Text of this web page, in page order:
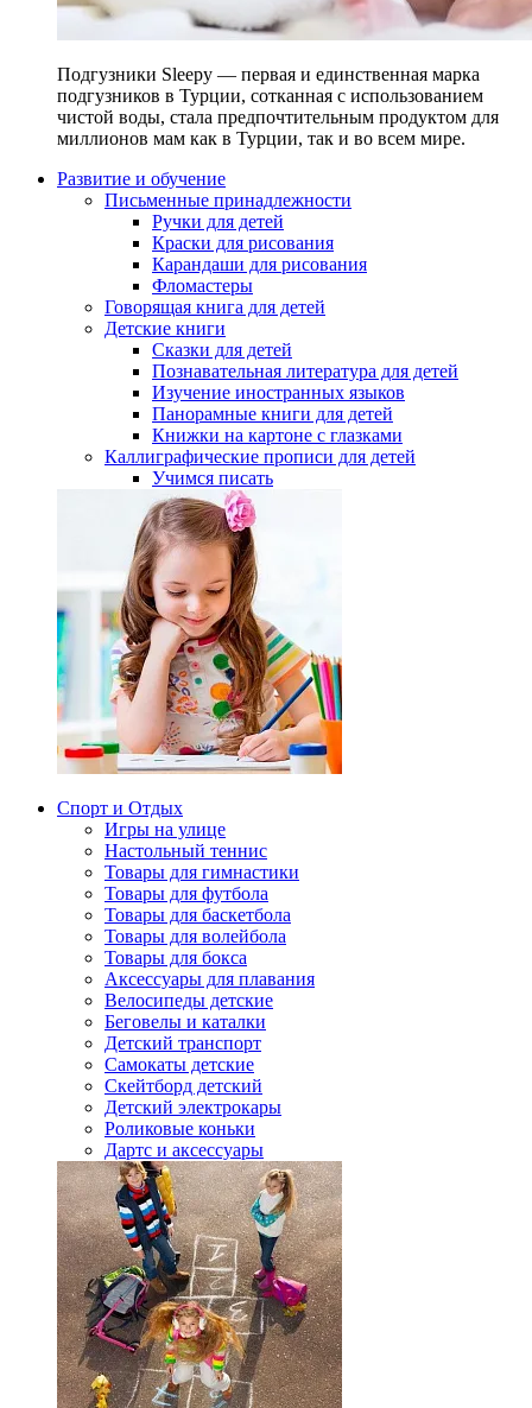
Подгузники Sleepy — первая и единственная марка
подгузников в Турции, сотканная с использованием
чистой воды, стала предпочтительным продуктом для
миллионов мам как в Турции, так и во всем мире.
Развитие и обучение
Письменные принадлежности
Ручки для детей
Краски для рисования
Карандаши для рисования
Фломастеры
Говорящая книга для детей
Детские книги
Сказки для детей
Познавательная литература для детей
Изучение иностранных языков
Панорамные книги для детей
Книжки на картоне с глазками
Каллиграфические прописи для детей
Учимся писать
Спорт и Отдых
Игры на улице
Настольный теннис
Товары для гимнастики
Товары для футбола
Товары для баскетбола
Товары для волейбола
Товары для бокса
Аксессуары для плавания
Велосипеды детские
Беговелы и каталки
Детский транспорт
Самокаты детские
Скейтборд детский
Детский электрокары
Роликовые коньки
Дартс и аксессуары